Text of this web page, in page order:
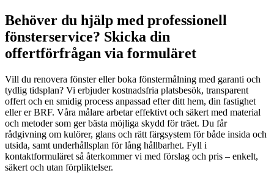
Behöver du hjälp med professionell
fönsterservice? Skicka din
offertförfrågan via formuläret
Vill du renovera fönster eller boka fönstermålning med garanti och
tydlig tidsplan? Vi erbjuder kostnadsfria platsbesök, transparent
offert och en smidig process anpassad efter ditt hem, din fastighet
eller er BRF. Våra målare arbetar effektivt och säkert med material
och metoder som ger bästa möjliga skydd för träet. Du får
rådgivning om kulörer, glans och rätt färgsystem för både insida och
utsida, samt underhållsplan för lång hållbarhet. Fyll i
kontaktformuläret så återkommer vi med förslag och pris – enkelt,
säkert och utan förpliktelser.